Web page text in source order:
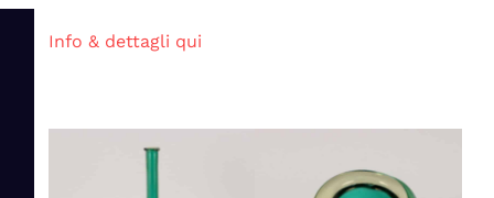
Info & dettagli qui